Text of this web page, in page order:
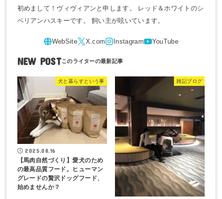
初めまして！ヴィヴィアンと申します。 レッド＆ホワイトのシ
ベリアンハスキーです。 飼い主が呟いています。
NEW POST
犬と暮らすという事
2025.08.16
【馬肉自然づくり】愛犬のため
の最高品質フード。ヒューマン
グレードの贅沢ドッグフード、
始めませんか？
雑記ブログ